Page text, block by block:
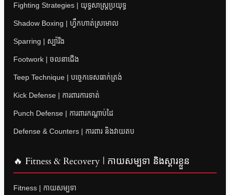
Fighting Strategies | យុទ្ធសាស្ត្រប្រយុទ្ធ
Shadow Boxing | ហ្វឹកហាត់ស្រមោល
Sparring | ស្ប៉ារីង
Footwork | ចលនាជើង
Teep Technique | បច្ចេកទេសធាក់ត្រង់
Kick Defense | ការពារការទាត់
Punch Defense | ការពារកណ្តាប់ដៃ
Defense & Counters | ការពារ និងវាយតប
🔥 Fitness & Recovery | កាយសម្បទា និងស្តារខ្លួន
Fitness | កាយសម្បទា